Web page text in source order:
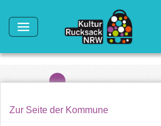
Zur Seite der Kommune